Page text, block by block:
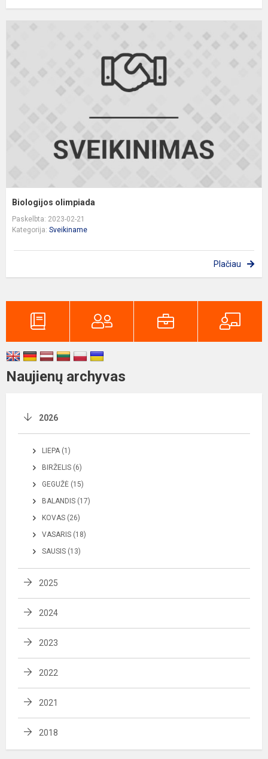
Biologijos olimpiada
Paskelbta: 2023-02-21
Kategorija: Sveikiname
Plačiau
Naujienų archyvas
2026
LIEPA (1)
BIRŽELIS (6)
GEGUŽĖ (15)
BALANDIS (17)
KOVAS (26)
VASARIS (18)
SAUSIS (13)
2025
2024
2023
2022
2021
2018